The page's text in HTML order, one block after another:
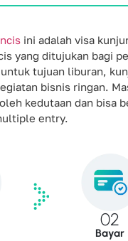
ini adalah visa
yang ditujukan bagi
tujuan liburan,
bisnis ringan.
kedutaan dan bisa
entry.
02
Bayar